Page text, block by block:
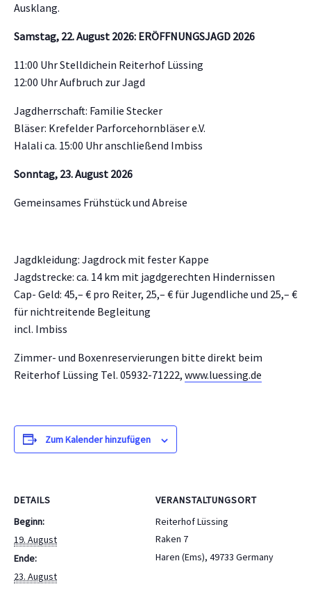
Ausklang.
Samstag, 22. August 2026: ERÖFFNUNGSJAGD 2026
11:00 Uhr Stelldichein Reiterhof Lüssing
12:00 Uhr Aufbruch zur Jagd
Jagdherrschaft: Familie Stecker
Bläser: Krefelder Parforcehornbläser e.V.
Halali ca. 15:00 Uhr anschließend Imbiss
Sonntag, 23. August 2026
Gemeinsames Frühstück und Abreise
Jagdkleidung: Jagdrock mit fester Kappe
Jagdstrecke: ca. 14 km mit jagdgerechten Hindernissen
Cap- Geld: 45,– € pro Reiter, 25,– € für Jugendliche und 25,– €
für nichtreitende Begleitung
incl. Imbiss
Zimmer- und Boxenreservierungen bitte direkt beim
Reiterhof Lüssing Tel. 05932-71222, www.luessing.de
Zum Kalender hinzufügen
DETAILS
Beginn:
19. August
Ende:
23. August
VERANSTALTUNGSORT
Reiterhof Lüssing
Raken 7
Haren (Ems), 49733 Germany